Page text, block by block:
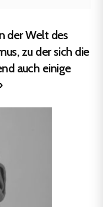
der Welt des
zu der sich die
auch einige